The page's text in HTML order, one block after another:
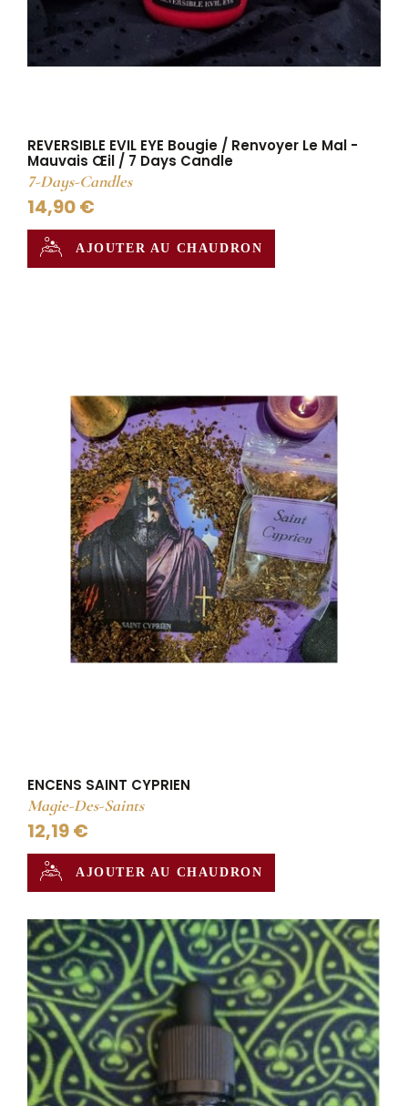
REVERSIBLE EVIL EYE Bougie / Renvoyer Le Mal -
Mauvais Œil / 7 Days Candle
7-Days-Candles
14,90 €
AJOUTER AU CHAUDRON
ENCENS SAINT CYPRIEN
Magie-Des-Saints
12,19 €
AJOUTER AU CHAUDRON